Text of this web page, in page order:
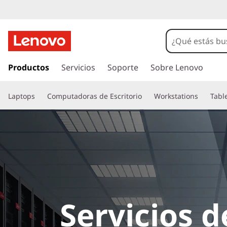
r
c
o
d
o
p
Productos Servicios Soporte Sobre Lenovo
Laptops Computadoras de Escritorio Workstations
Servicios